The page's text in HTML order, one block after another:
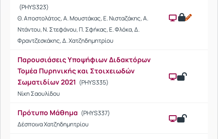
(PHYS323)
Θ. Αποστολάτος, Α. Μουστάκας, Ε. Νισταζάκης, Α.
Ντάντου, Ν. Στεφάνου, Π. Σφήκας, Ε. Φλόκα, Δ.
Φραντζεσκάκης, Δ. Χατζηδημητρίου
Παρουσιάσεις Υποψήφιων Διδακτόρων
Τομέα Πυρηνικής και Στοιχειωδών
Σωματιδίων 2021 (PHYS335)
Νίκη Σαουλίδου
Πρότυπο Μάθημα (PHYS337)
Δέσποινα Χατζηδημητρίου